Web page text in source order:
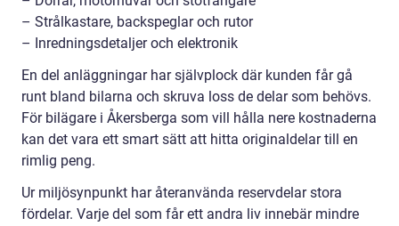
– Strålkastare, backspeglar och rutor
– Inredningsdetaljer och elektronik
En del anläggningar har självplock där kunden får gå
runt bland bilarna och skruva loss de delar som behövs.
För bilägare i Åkersberga som vill hålla nere kostnaderna
kan det vara ett smart sätt att hitta originaldelar till en
rimlig peng.
Ur miljösynpunkt har återanvända reservdelar stora
fördelar. Varje del som får ett andra liv innebär mindre